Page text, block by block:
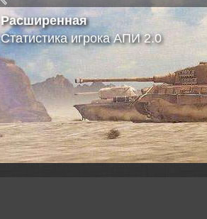
Расширенная
Статистика игрока АПИ 2.0